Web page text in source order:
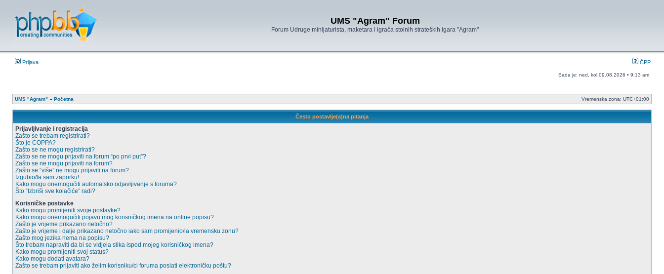
UMS "Agram" Forum
Forum Udruge minijaturista, maketara i igrača stolnih strateških igara "Agram"
Prijava ČPP
Sada je: ned, kol 09.08.2026 • 9:13 am.
UMS "Agram" » Početna Vremenska zona: UTC+01:00
Često postavlje(a)na pitanja
Prijavljivanje i registracija
Zašto se trebam registrirati?
Što je COPPA?
Zašto se ne mogu registrirati?
Zašto se ne mogu prijaviti na forum “po prvi put”?
Zašto se ne mogu prijaviti na forum?
Zašto se “više” ne mogu prijaviti na forum?
Izgubio/la sam zaporku!
Kako mogu onemogućiti automatsko odjavljivanje s foruma?
Što “Izbriši sve kolačiće” radi?
Korisničke postavke
Kako mogu promijeniti svoje postavke?
Kako mogu onemogućiti pojavu mog korisničkog imena na online popisu?
Zašto je vrijeme prikazano netočno?
Zašto je vrijeme i dalje prikazano netočno iako sam promijenio/la vremensku zonu?
Zašto mog jezika nema na popisu?
Što trebam napraviti da bi se vidjela slika ispod mojeg korisničkog imena?
Kako mogu promijeniti svoj status?
Kako mogu dodati avatara?
Zašto se trebam prijaviti ako želim korisniku/ci foruma poslati elektroničku poštu?